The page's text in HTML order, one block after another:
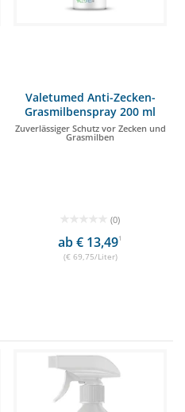
Valetumed Anti-Zecken-
Grasmilbenspray 200 ml
Zuverlässiger Schutz vor Zecken und
Grasmilben
(0)
ab € 13,491
(€ 69,75/Liter)